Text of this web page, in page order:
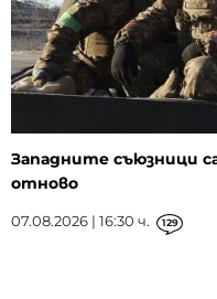
Западните съюзници
отново
07.08.2026 | 16:30 ч. 129